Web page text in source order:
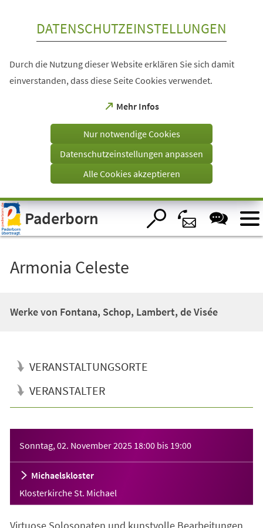
Visuelle
Assistenzsoftware
öffnen.
DATENSCHUTZEINSTELLUNGEN
Durch die Nutzung dieser Website erklären Sie sich damit
einverstanden, dass diese Seite Cookies verwendet.
Mehr Infos
(Öffnet
einem
Tab)
Nur notwendige Cookies
Datenschutzeinstellungen anpassen
Alle Cookies akzeptieren
Paderborn
Armonia Celeste
Werke von Fontana, Schop, Lambert, de Visée
VERANSTALTUNGSORTE
VERANSTALTER
Sonntag, 02. November 2025 18:00 bis 19:00
Michaelskloster
Klosterkirche St. Michael
Virtuose Solosonaten und kunstvolle Bearbeitungen